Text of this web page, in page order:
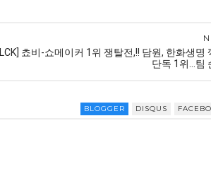
쵸비-쇼메이커 1위 쟁탈전,!! 담원, 한화생명
단독 1위…팀
BLOGGER DISQUS